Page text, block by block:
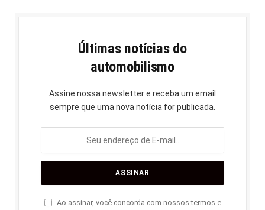
Últimas notícias do
automobilismo
Assine nossa newsletter e receba um email
sempre que uma nova notícia for publicada.
Ao assinar, você concorda com nossos termos e